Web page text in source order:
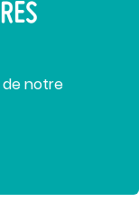
de notre